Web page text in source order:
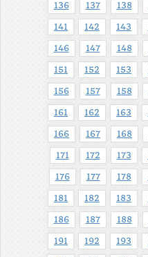
136 137 138
141 142 143
146 147 148
151 152 153
156 157 158
161 162 163
166 167 168
171 172 173
176 177 178
181 182 183
186 187 188
191 192 193